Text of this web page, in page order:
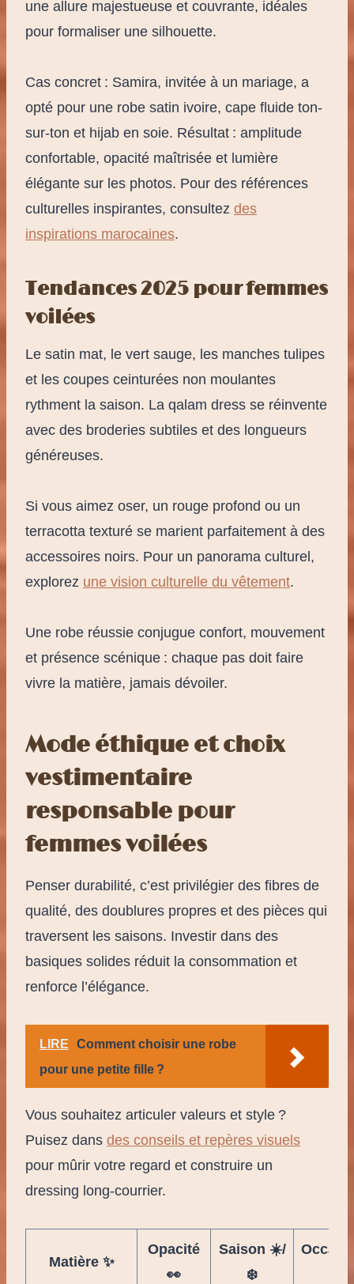
une allure majestueuse et couvrante, idéales
pour formaliser une silhouette.
Cas concret : Samira, invitée à un mariage, a
opté pour une robe satin ivoire, cape fluide ton-
sur-ton et hijab en soie. Résultat : amplitude
confortable, opacité maîtrisée et lumière
élégante sur les photos. Pour des références
culturelles inspirantes, consultez des
inspirations marocaines.
Tendances 2025 pour femmes
voilées
Le satin mat, le vert sauge, les manches tulipes
et les coupes ceinturées non moulantes
rythment la saison. La qalam dress se réinvente
avec des broderies subtiles et des longueurs
généreuses.
Si vous aimez oser, un rouge profond ou un
terracotta texturé se marient parfaitement à des
accessoires noirs. Pour un panorama culturel,
explorez une vision culturelle du vêtement.
Une robe réussie conjugue confort, mouvement
et présence scénique : chaque pas doit faire
vivre la matière, jamais dévoiler.
Mode éthique et choix
vestimentaire
responsable pour
femmes voilées
Penser durabilité, c’est privilégier des fibres de
qualité, des doublures propres et des pièces qui
traversent les saisons. Investir dans des
basiques solides réduit la consommation et
renforce l’élégance.
LIRE
Comment choisir une robe
pour une petite fille ?
Vous souhaitez articuler valeurs et style ?
Puisez dans des conseils et repères visuels
pour mûrir votre regard et construire un
dressing long-courrier.
Matière ✨
Opacité
👀
Saison ☀️/
❄️